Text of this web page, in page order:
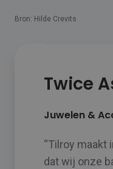
Bron: Hilde Crevits
Twice
Juwelen &
“Tilroy maakt
dat wij onze